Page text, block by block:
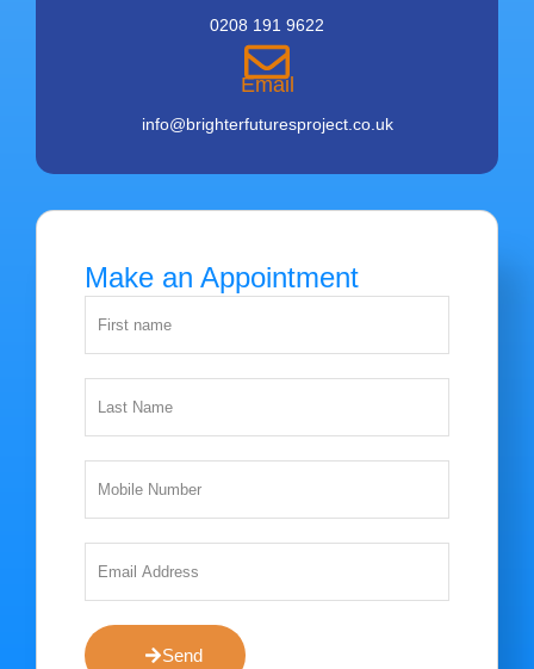
0208 191 9622
Email
info@brighterfuturesproject.co.uk
Make an Appointment
Send